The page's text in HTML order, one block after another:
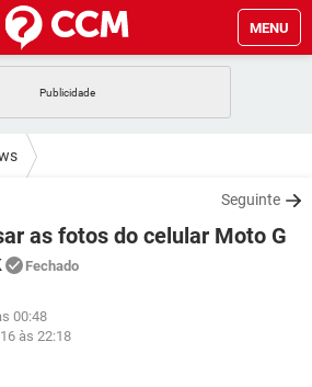
MENU
GMAIL
WHATSAPP
Seguinte
as fotos do celular Moto G
Fechado
00:48
às 22:18